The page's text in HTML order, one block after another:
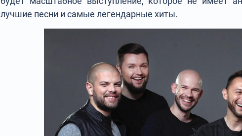
лучшие песни и самые легендарные хиты.